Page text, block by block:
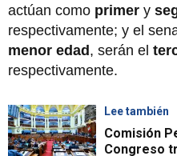
actúan como primer y
respectivamente; y el
menor edad , serán el
respectivamente.
Lee también
Comisión
Congreso